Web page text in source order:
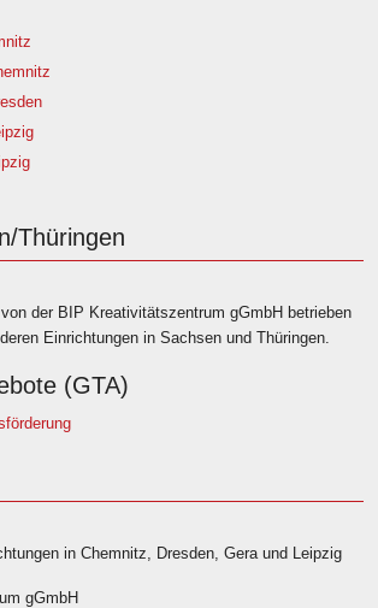
Thüringen
der BIP Kreativitätszentrum gGmbH betrieben
Einrichtungen in Sachsen und Thüringen.
(GTA)
in Chemnitz, Dresden, Gera und Leipzig
gGmbH